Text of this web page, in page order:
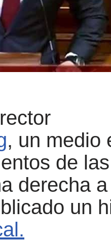
, un medio
de
derecha
un